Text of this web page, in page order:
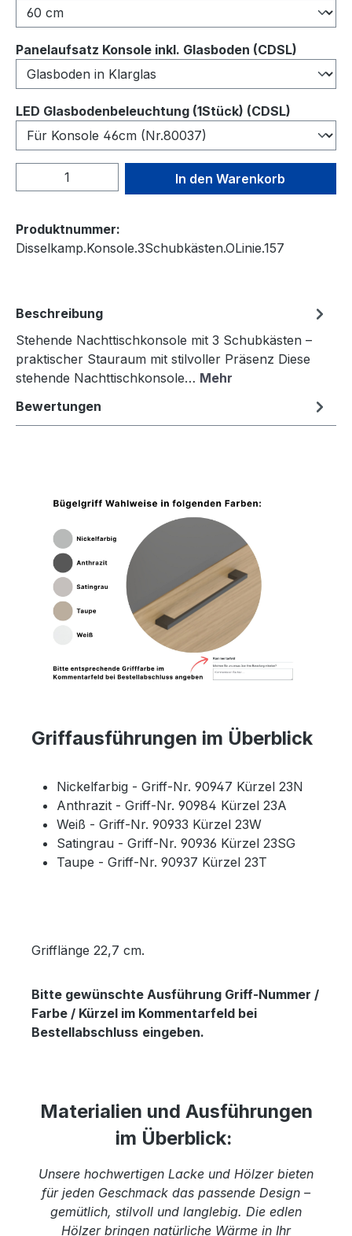
Panelaufsatz Konsole inkl. Glasboden (CDSL)
LED Glasbodenbeleuchtung (1Stück) (CDSL)
Produkt Anzahl: Gib denIn den Warenkorb
Produktnummer:
Disselkamp.Konsole.3Schubkästen.OLinie.157
Beschreibung
Stehende Nachttischkonsole mit 3 Schubkästen –
praktischer Stauraum mit stilvoller Präsenz Diese
stehende Nachttischkonsole… Mehr
Bewertungen
Griffausführungen im Überblick
Nickelfarbig - Griff-Nr. 90947 Kürzel 23N
Anthrazit - Griff-Nr. 90984 Kürzel 23A
Weiß - Griff-Nr. 90933 Kürzel 23W
Satingrau - Griff-Nr. 90936 Kürzel 23SG
Taupe - Griff-Nr. 90937 Kürzel 23T
Grifflänge 22,7 cm.
Bitte gewünschte Ausführung Griff-Nummer /
Farbe / Kürzel im Kommentarfeld bei
Bestellabschluss eingeben.
Materialien und Ausführungen
im Überblick:
Unsere hochwertigen Lacke und Hölzer bieten
für jeden Geschmack das passende Design –
gemütlich, stilvoll und langlebig. Die edlen
Hölzer bringen natürliche Wärme in Ihr